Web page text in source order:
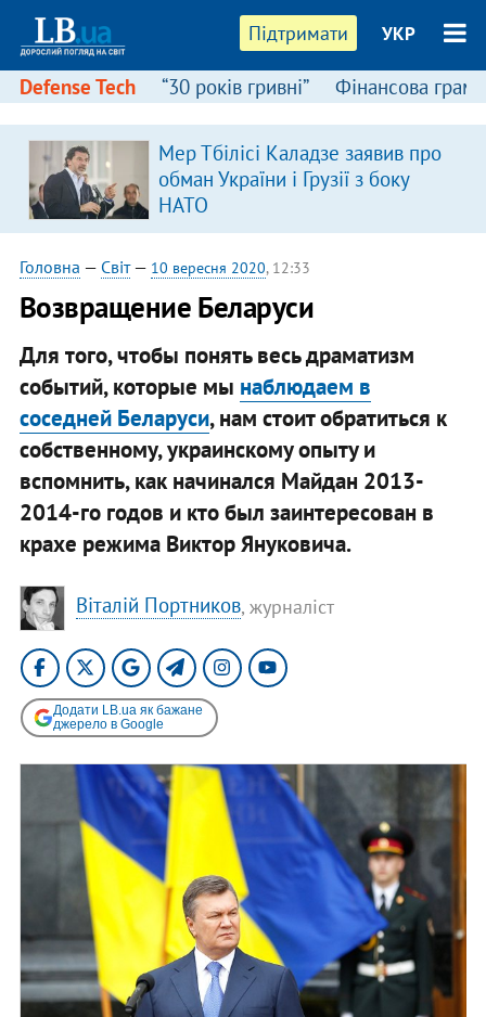
Підтримати УКР
Defense Tech “30 років гривні” Фінансова
Мер Тбілісі Каладзе заявив про
обман України і Грузії з боку
НАТО
Головна — Світ— 10 вересня 2020, 12:33
Возвращение Беларуси
Для того, чтобы понять весь драматизм
событий, которые мы наблюдаем в
соседней Беларуси, нам стоит обратиться к
собственному, украинскому опыту и
вспомнить, как начинался Майдан 2013-
2014-го годов и кто был заинтересован в
крахе режима Виктор Януковича.
Віталій Портников, журналіст
Додати LB.ua як бажане
джерело в Google